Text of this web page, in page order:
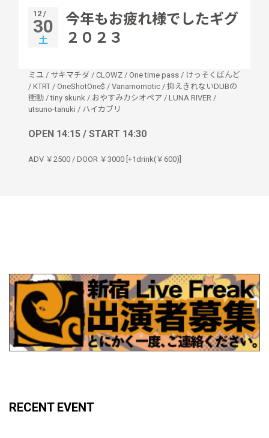
12 /
30
土
今年もお疲れ様でしたギグ
２０２３
ミユ / サキマチダ / CLOWZ / One time pass / けっそくばんど
/ KTRT / OneShotOne$ / Vanamomotic / 抑えきれないDUBの
衝動 /tiny skunk / おやすみカシオペア / LUNA RIVER /
utsuno-tanuki / ハイカブリ
OPEN 14:15 / START 14:30
ADV ￥2500 / DOOR ￥3000 [+1drink(￥600)]
RECENT EVENT